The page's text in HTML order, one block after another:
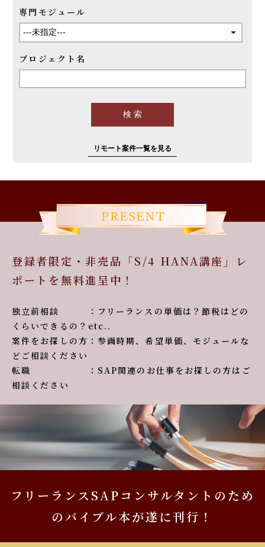
専門モジュール
プロジェクト名
リモート案件一覧を見る
登録者限定・非売品「S/4 HANA講座」レ
ポートを無料進呈中！
独立前相談 ：フリーランスの単価は？節税はどの
くらいできるの？etc..
案件をお探しの方：参画時期、希望単価、モジュールな
どご相談ください
転職 ：SAP関連のお仕事をお探しの方はご
相談ください
フリーランスSAPコンサルタントのため
のバイブル本が遂に刊行！